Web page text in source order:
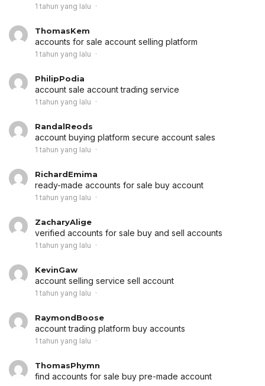
1 tahun yang lalu
ThomasKem
accounts for sale account selling platform
1 tahun yang lalu
PhilipPodia
account sale account trading service
1 tahun yang lalu
RandalReods
account buying platform secure account sales
1 tahun yang lalu
RichardEmima
ready-made accounts for sale buy account
1 tahun yang lalu
ZacharyAlige
verified accounts for sale buy and sell accounts
1 tahun yang lalu
KevinGaw
account selling service sell account
1 tahun yang lalu
RaymondBoose
account trading platform buy accounts
1 tahun yang lalu
ThomasPhymn
find accounts for sale buy pre-made account